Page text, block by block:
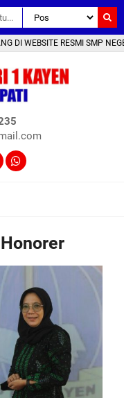
DI WEBSITE RESMI SMP
Honorer